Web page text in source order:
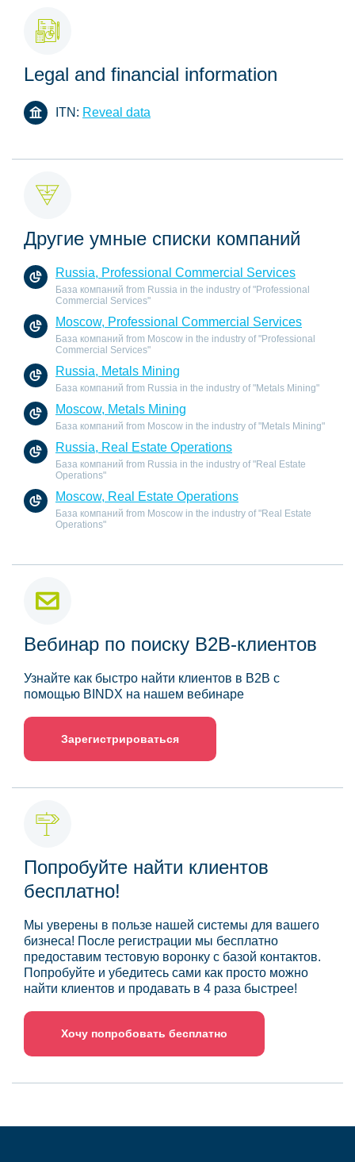
Legal and financial information
ITN: Reveal data
Другие умные списки компаний
Russia, Professional Commercial Services
База компаний from Russia in the industry of "Professional
Commercial Services"
Moscow, Professional Commercial Services
База компаний from Moscow in the industry of "Professional
Commercial Services"
Russia, Metals Mining
База компаний from Russia in the industry of "Metals Mining"
Moscow, Metals Mining
База компаний from Moscow in the industry of "Metals Mining"
Russia, Real Estate Operations
База компаний from Russia in the industry of "Real Estate
Operations"
Moscow, Real Estate Operations
База компаний from Moscow in the industry of "Real Estate
Operations"
Вебинар по поиску B2B-клиентов
Узнайте как быстро найти клиентов в B2B с
помощью BINDX на нашем вебинаре
Зарегистрироваться
Попробуйте найти клиентов
бесплатно!
Мы уверены в пользе нашей системы для вашего
бизнеса! После регистрации мы бесплатно
предоставим тестовую воронку с базой контактов.
Попробуйте и убедитесь сами как просто можно
найти клиентов и продавать в 4 раза быстрее!
Хочу попробовать бесплатно